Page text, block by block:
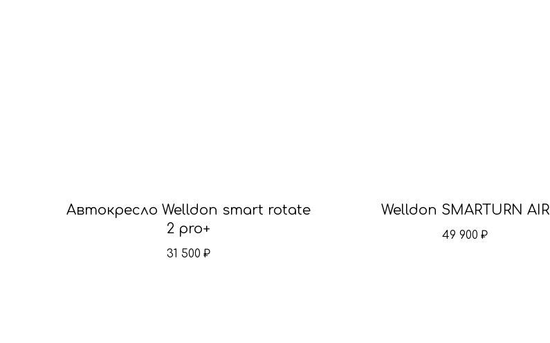
Автокресло Welldon smart rotate
2 pro+
31 500 ₽
Welldon SMARTURN AIR
49 900 ₽